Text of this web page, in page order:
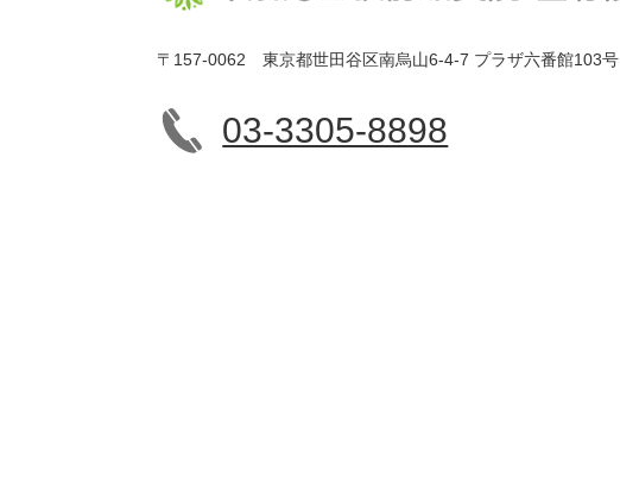
〒157-0062 東京都世田谷区南烏山6-4-7 プラザ六番館103号
03-3305-8898